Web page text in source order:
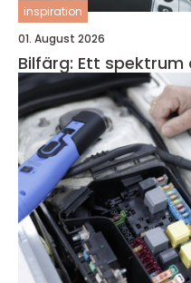
inspiration
01. August 2026
Bilfärg: Ett